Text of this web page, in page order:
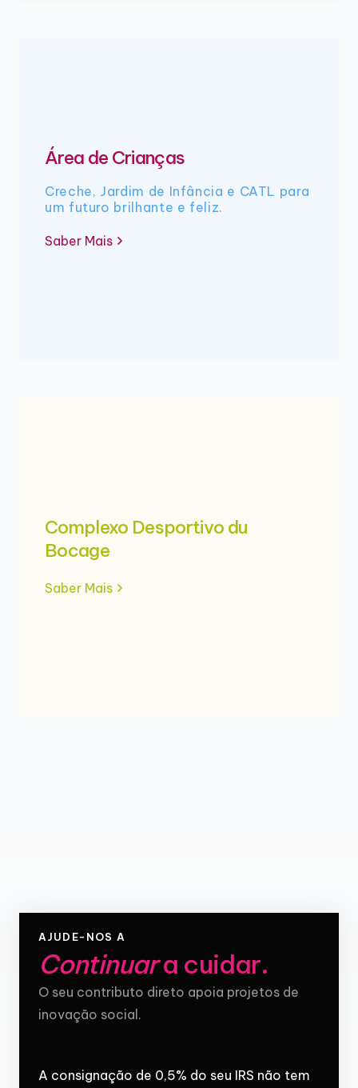
Área de Crianças
Creche, Jardim de Infância e CATL para
um futuro brilhante e feliz.
Saber Mais
Complexo Desportivo du
Bocage
Saber Mais
AJUDE-NOS A
Continuara cuidar.
O seu contributo direto apoia projetos de
inovação social.
A consignação de 0,5% do seu IRS não tem